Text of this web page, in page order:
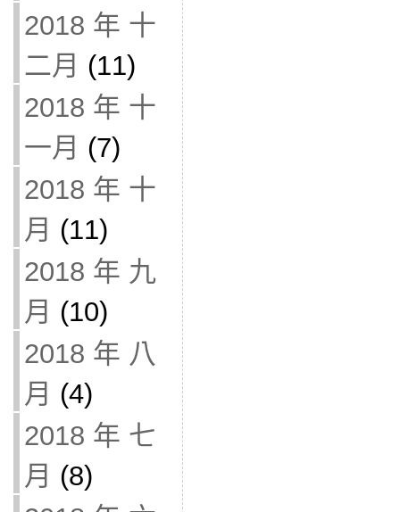
2018 年 十
二月 (11)
2018 年 十
一月 (7)
2018 年 十
月 (11)
2018 年 九
月 (10)
2018 年 八
月 (4)
2018 年 七
月 (8)